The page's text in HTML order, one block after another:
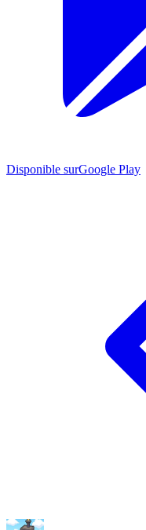
Disponible surGoogle Play